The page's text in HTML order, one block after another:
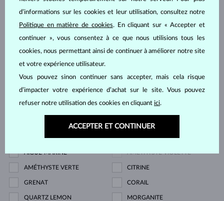
Pierre
DIAMANT LAB GROWN DIAMANT LAB GROWN BLEU
DIAMANT LAB GROWN ROSE
DIAMANT CHAMPAGNE DIAMANT BLEU
DIAMANT JAUNE DIAMANT VERT
SAPHIR ROSE
ÉMERAUDE
PERLE
AIGUE-MARINE AMÉTHYSTE VIOLETTE
AMÉTHYSTE VERTE CITRINE
GRENAT CORAIL
QUARTZ LEMON MORGANITE
d’informations sur les cookies et leur utilisation, consultez notre
Politique en matière de cookies. En cliquant sur « Accepter et
continuer », vous consentez à ce que nous utilisions tous les
cookies, nous permettant ainsi de continuer à améliorer notre site
et votre expérience utilisateur.
Vous pouvez sinon continuer sans accepter, mais cela risque
d’impacter votre expérience d’achat sur le site. Vous pouvez
refuser notre utilisation des cookies en cliquant ici.
ACCEPTER ET CONTINUER